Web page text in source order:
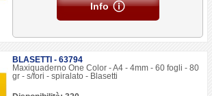
Info
BLASETTI - 63794
Maxiquaderno One Color - A4 - 4mm - 60 fogli - 80
gr - s/fori - spiralato - Blasetti